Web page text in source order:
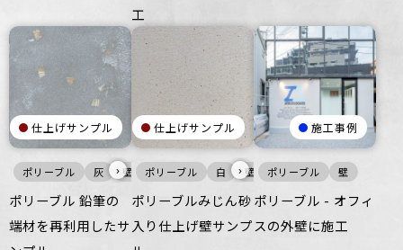
工
仕上げサンプル
ポリーブル 灰 壁
›
ポリーブル 鉛筆の
端材を再利用したサ
仕上げサンプル
ポリーブル 白 壁
›
ポリーブルみじん砂
入り仕上げ壁サンプ
施工事例
ポリーブル 壁
ポリーブル - オフィ
スの外壁に施工